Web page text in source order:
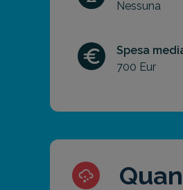
Nessuna
Spesa
700 Eur